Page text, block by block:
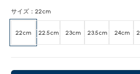
サイズ：22cm
22cm 22.5cm 23cm 23.5cm 24cm